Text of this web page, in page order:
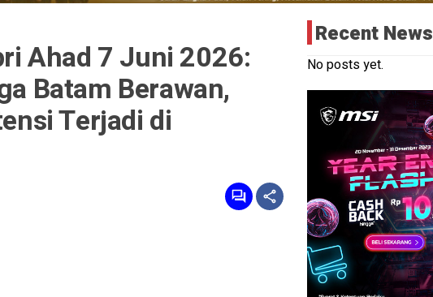
Ahad 7 Juni 2026:
Batam Berawan,
Terjadi di
Recent News
No posts yet.